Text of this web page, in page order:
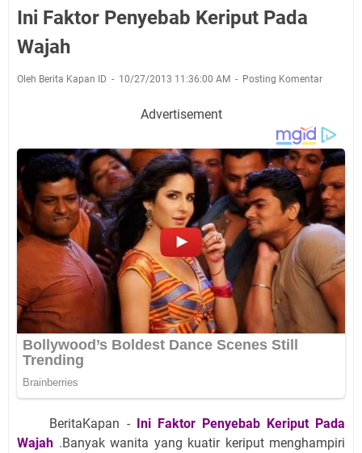
Ini Faktor Penyebab Keriput Pada
Wajah
Oleh Berita Kapan ID 10/27/2013 11:36:00 AM Posting Komentar
Advertisement
BeritaKapan -Ini Faktor Penyebab Keriput Pada
Wajah .Banyak wanita yang kuatir keriput menghampiri